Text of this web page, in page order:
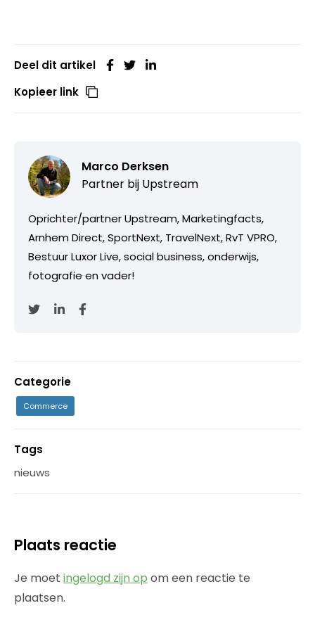
Deel dit artikel
Kopieer link
Marco Derksen
Partner bij Upstream
Oprichter/partner Upstream, Marketingfacts,
Arnhem Direct, SportNext, TravelNext, RvT VPRO,
Bestuur Luxor Live, social business, onderwijs,
fotografie en vader!
Categorie
Commerce
Tags
nieuws
Plaats reactie
Je moet ingelogd zijn op om een reactie te
plaatsen.